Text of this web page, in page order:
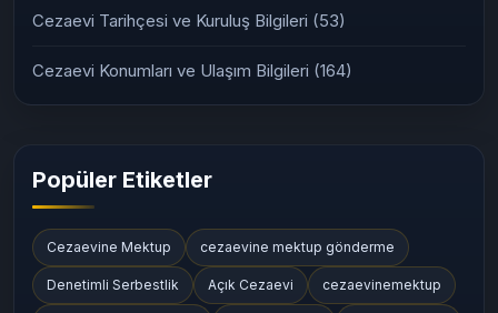
Cezaevi Tarihçesi ve Kuruluş Bilgileri (53)
Cezaevi Konumları ve Ulaşım Bilgileri (164)
Popüler Etiketler
Cezaevine Mektup cezaevine mektup gönderme
Denetimli Serbestlik Açık Cezaevi cezaevinemektup